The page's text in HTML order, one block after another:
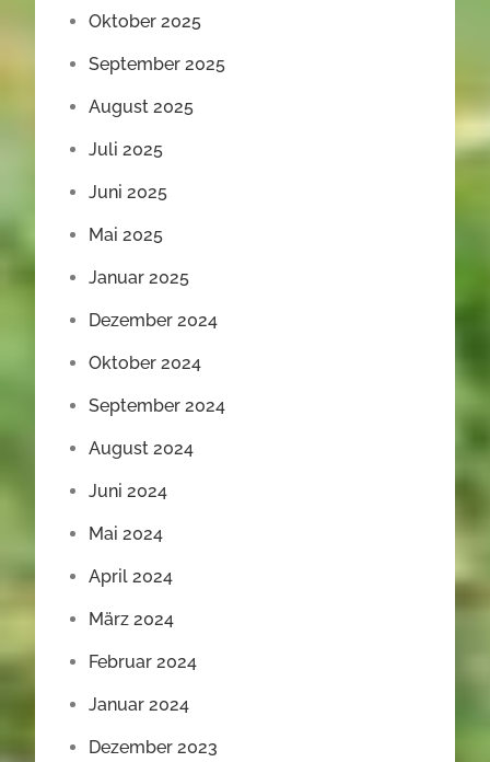
Oktober 2025
September 2025
August 2025
Juli 2025
Juni 2025
Mai 2025
Januar 2025
Dezember 2024
Oktober 2024
September 2024
August 2024
Juni 2024
Mai 2024
April 2024
März 2024
Februar 2024
Januar 2024
Dezember 2023